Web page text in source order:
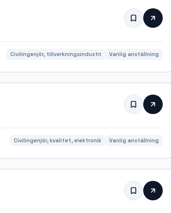
Civilingenjör, tillverkningsindustri Vanlig anställning
Civilingenjör, kvalitet, elektronik Vanlig anställning